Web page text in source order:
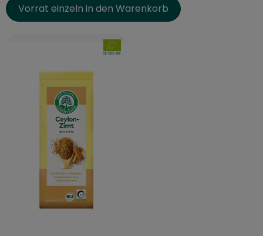
Vorrat einzeln in den Warenkorb
, Verband:
, Kontrollstelle:
DE-ÖKO-001